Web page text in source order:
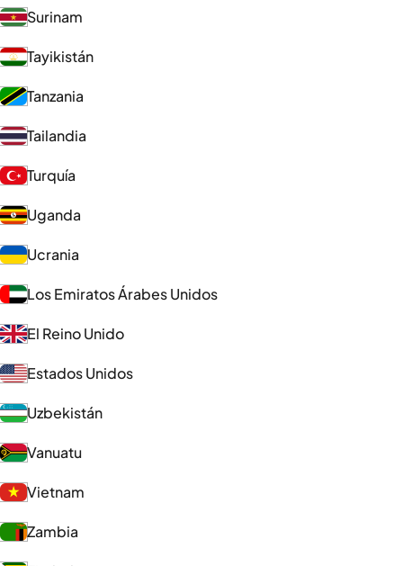
Surinam
Tayikistán
Tanzania
Tailandia
Turquía
Uganda
Ucrania
Los Emiratos Árabes Unidos
El Reino Unido
Estados Unidos
Uzbekistán
Vanuatu
Vietnam
Zambia